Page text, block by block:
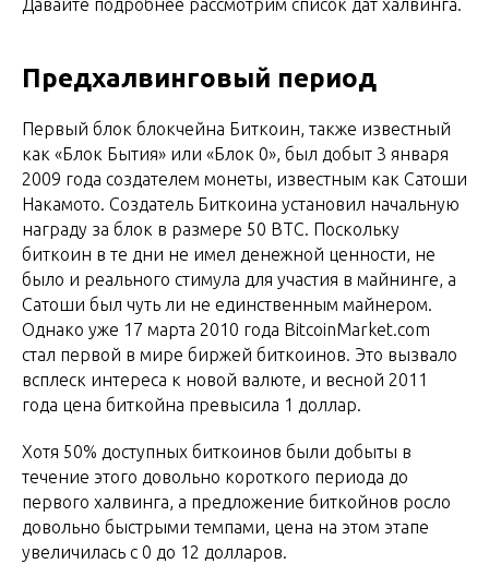
Давайте подробнее рассмотрим список дат халвинга.
Предхалвинговый период
Первый блок блокчейна Биткоин, также известный
как «Блок Бытия» или «Блок 0», был добыт 3 января
2009 года создателем монеты, известным как Сатоши
Накамото. Создатель Биткоина установил начальную
награду за блок в размере 50 BTC. Поскольку
биткоин в те дни не имел денежной ценности, не
было и реального стимула для участия в майнинге, а
Сатоши был чуть ли не единственным майнером.
Однако уже 17 марта 2010 года BitcoinMarket.com
стал первой в мире биржей биткоинов. Это вызвало
всплеск интереса к новой валюте, и весной 2011
года цена биткойна превысила 1 доллар.
Хотя 50% доступных биткоинов были добыты в
течение этого довольно короткого периода до
первого халвинга, а предложение биткойнов росло
довольно быстрыми темпами, цена на этом этапе
увеличилась с 0 до 12 долларов.